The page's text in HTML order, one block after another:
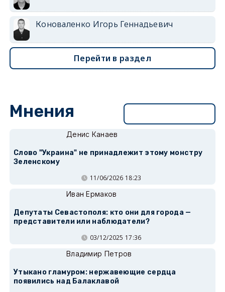
Коноваленко Игорь Геннадьевич
Перейти в раздел
Мнения
Денис Канаев
Слово "Украина" не принадлежит этому монстру
Зеленскому
11/06/2026 18:23
Иван Ермаков
Депутаты Севастополя: кто они для города —
представители или наблюдатели?
03/12/2025 17:36
Владимир Петров
Утыкано гламуром: нержавеющие сердца
появились над Балаклавой